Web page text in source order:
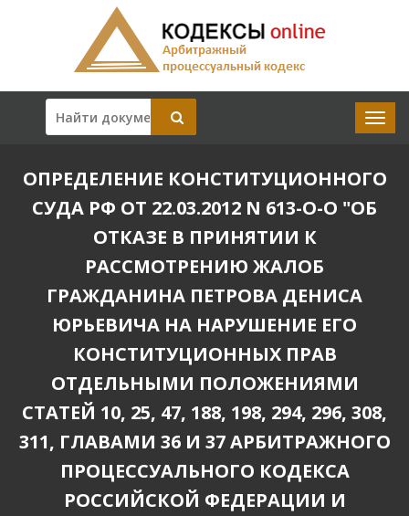
ОПРЕДЕЛЕНИЕ КОНСТИТУЦИОННОГО
СУДА РФ ОТ 22.03.2012 N 613-О-О "ОБ
ОТКАЗЕ В ПРИНЯТИИ К
РАССМОТРЕНИЮ ЖАЛОБ
ГРАЖДАНИНА ПЕТРОВА ДЕНИСА
ЮРЬЕВИЧА НА НАРУШЕНИЕ ЕГО
КОНСТИТУЦИОННЫХ ПРАВ
ОТДЕЛЬНЫМИ ПОЛОЖЕНИЯМИ
СТАТЕЙ 10, 25, 47, 188, 198, 294, 296, 308,
311, ГЛАВАМИ 36 И 37 АРБИТРАЖНОГО
ПРОЦЕССУАЛЬНОГО КОДЕКСА
РОССИЙСКОЙ ФЕДЕРАЦИИ И